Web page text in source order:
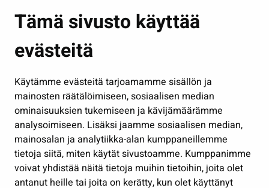
Tämä sivusto käyttää
evästeitä
Käytämme evästeitä tarjoamamme sisällön ja
mainosten räätälöimiseen, sosiaalisen median
ominaisuuksien tukemiseen ja kävijämäärämme
analysoimiseen. Lisäksi jaamme sosiaalisen median,
mainosalan ja analytiikka-alan kumppaneillemme
tietoja siitä, miten käytät sivustoamme. Kumppanimme
voivat yhdistää näitä tietoja muihin tietoihin, joita olet
antanut heille tai joita on kerätty, kun olet käyttänyt
Kasvatus ja opetus
Kulttuuri ja liikunta
Työ ja yrittäminen
Osallistu ja asioi
Näytä omat evästeasetukseni
Seuraa meitä